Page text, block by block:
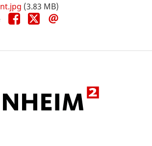
(3.83 MB)
Teile
diese
Teile
diese